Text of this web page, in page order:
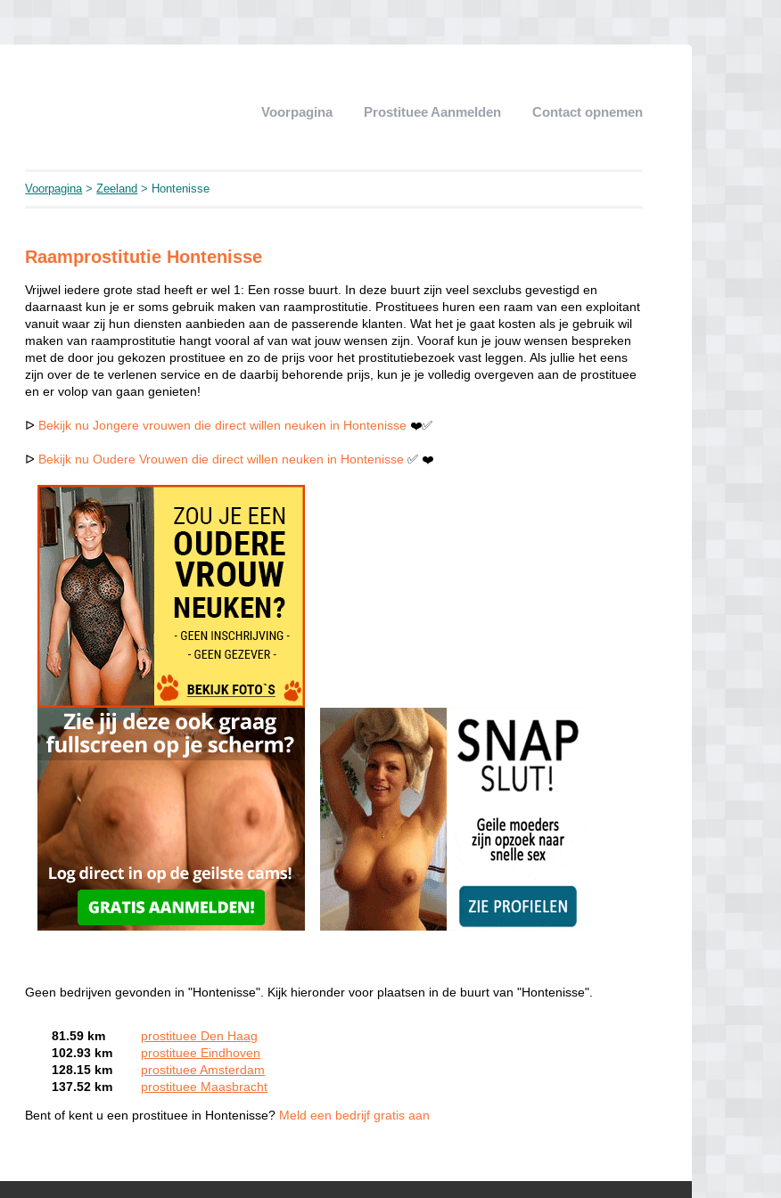
Voorpagina Prostituee Aanmelden Contact opnemen
Voorpagina>Zeeland > Hontenisse
Raamprostitutie Hontenisse
Vrijwel iedere grote stad heeft er wel 1: Een rosse buurt. In deze buurt zijn veel sexclubs gevestigd en
daarnaast kun je er soms gebruik maken van raamprostitutie. Prostituees huren een raam van een exploitant
vanuit waar zij hun diensten aanbieden aan de passerende klanten. Wat het je gaat kosten als je gebruik wil
maken van raamprostitutie hangt vooral af van wat jouw wensen zijn. Vooraf kun je jouw wensen bespreken
met de door jou gekozen prostituee en zo de prijs voor het prostitutiebezoek vast leggen. Als jullie het eens
zijn over de te verlenen service en de daarbij behorende prijs, kun je je volledig overgeven aan de prostituee
en er volop van gaan genieten!
ᐅ Bekijk nu Jongere vrouwen die direct willen neuken in Hontenisse ❤️✅
ᐅ Bekijk nu Oudere Vrouwen die direct willen neuken in Hontenisse ✅ ❤️
Geen bedrijven gevonden in "Hontenisse". Kijk hieronder voor plaatsen in de buurt van "Hontenisse".
81.59 km
prostituee Den Haag
102.93 km
prostituee Eindhoven
128.15 km
prostituee Amsterdam
137.52 km
prostituee Maasbracht
Bent of kent u een prostituee in Hontenisse? Meld een bedrijf gratis aan